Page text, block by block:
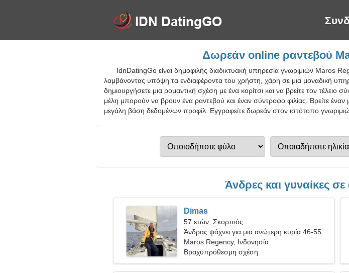
Δωρεάν online ραντεβού
IdnDatingGo είναι δημοφιλής διαδικτυακή υπηρεσία γνωριμιών Maros
λαμβάνοντας υπόψη τα ενδιαφέροντα του χρήστη, χάρη σε μια μοναδική
δημιουργήσετε μια ρομαντική σχέση με ένα κορίτσι και να βρείτε τον
μέλη μπορούν να βρουν ένα ραντεβού και έναν σύντροφο φιλίας. Βρείτε
μεγάλη βάση δεδομένων προφίλ. Εγγραφείτε δωρεάν στον ιστότοπο
Άνδρες και γυναίκες
Dimas
57 ετών, Σκορπιός
Άνδρας ψάχνει για μια ανώτερη κυρία 46-55
Maros Regency, Ινδονησία
Βραχυπρόθεσμη σχέση